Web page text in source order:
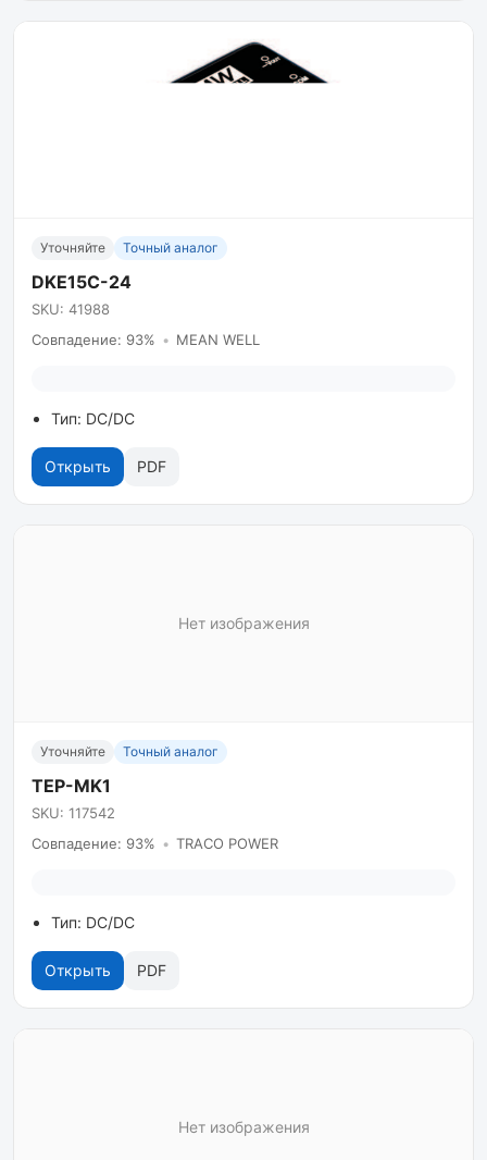
Уточняйте Точный аналог
DKE15C-24
SKU: 41988
Совпадение: 93% • MEAN WELL
Тип: DC/DC
Открыть PDF
Нет изображения
Уточняйте Точный аналог
TEP-MK1
SKU: 117542
Совпадение: 93% • TRACO POWER
Тип: DC/DC
Открыть PDF
Нет изображения